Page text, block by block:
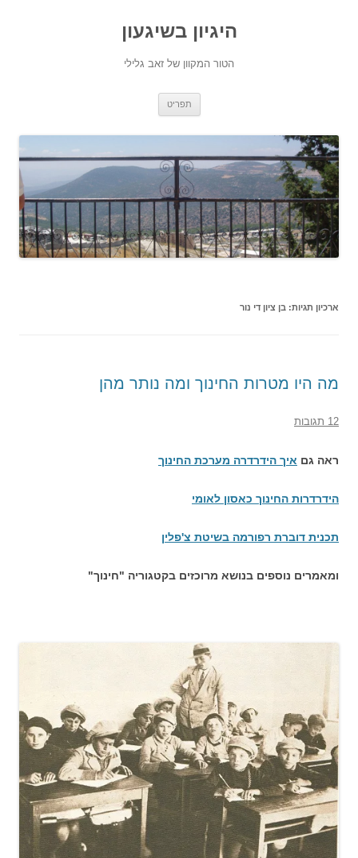
היגיון בשיגעון
הטור המקוון של זאב גלילי
תפריט
ארכיון תגיות: בן ציון די נור
מה היו מטרות החינוך ומה נותר מהן
12 תגובות
ראה גם איך הידרדרה מערכת החינוך
הידרדרות החינוך כאסון לאומי
תכנית דוברת רפורמה בשיטת צ'פלין
ומאמרים נוספים בנושא מרוכזים בקטגוריה "חינוך"